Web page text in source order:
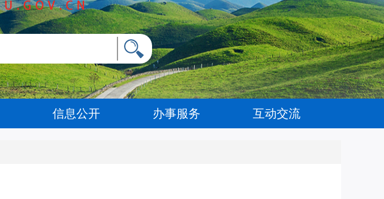
信息公开 办事服务 互动交流